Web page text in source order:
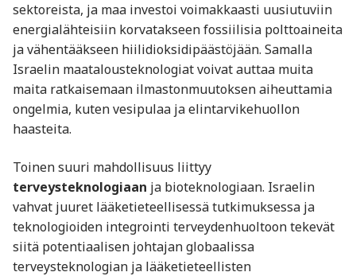
sektoreista, ja maa investoi voimakkaasti uusiutuviin
energialähteisiin korvatakseen fossiilisia polttoaineita
ja vähentääkseen hiilidioksidipäästöjään. Samalla
Israelin maatalousteknologiat voivat auttaa muita
maita ratkaisemaan ilmastonmuutoksen aiheuttamia
ongelmia, kuten vesipulaa ja elintarvikehuollon
haasteita.
Toinen suuri mahdollisuus liittyy
terveysteknologiaan ja bioteknologiaan. Israelin
vahvat juuret lääketieteellisessä tutkimuksessa ja
teknologioiden integrointi terveydenhuoltoon tekevät
siitä potentiaalisen johtajan globaalissa
terveysteknologian ja lääketieteellisten